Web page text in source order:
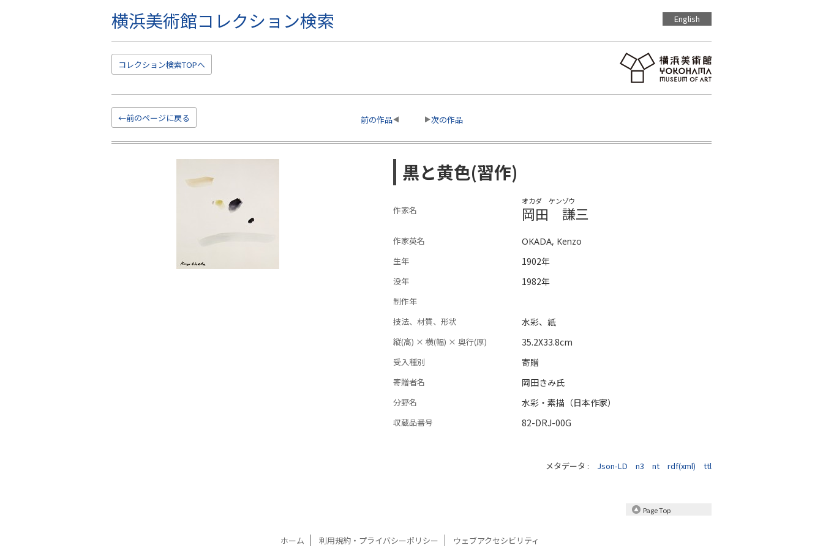
横浜美術館コレクション検索 English
コレクション検索TOPへ
←前のページに戻る 前の作品 次の作品
黒と黄色(習作)
作家名
オカダ ケンゾウ
岡田 謙三
作家英名
OKADA, Kenzo
生年
1902年
没年 1982年
制作年
技法、材質、形状
水彩、紙
縦(高) × 横(幅) × 奥行(厚) 35.2X33.8cm
受入種別 寄贈
寄贈者名 岡田きみ氏
分野名 水彩・素描（日本作家）
収蔵品番号 82-DRJ-00G
メタデータ : Json-LD n3 nt rdf(xml) ttl
Page Top
ホーム 利用規約・プライバシーポリシー ウェブアクセシビリティ